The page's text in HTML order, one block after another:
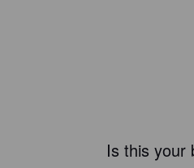
Is this your